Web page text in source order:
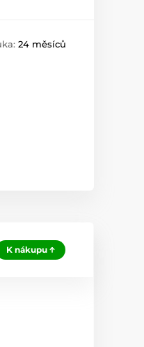
24 měsíců
K nákupu